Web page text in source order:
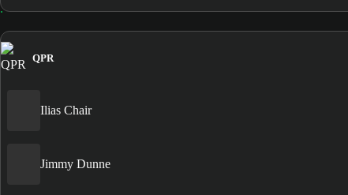
QPR
Ilias Chair
Jimmy Dunne